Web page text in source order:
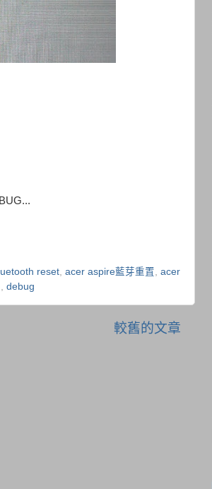
reset acer aspire藍芽重置 acer
debug
較舊的文章